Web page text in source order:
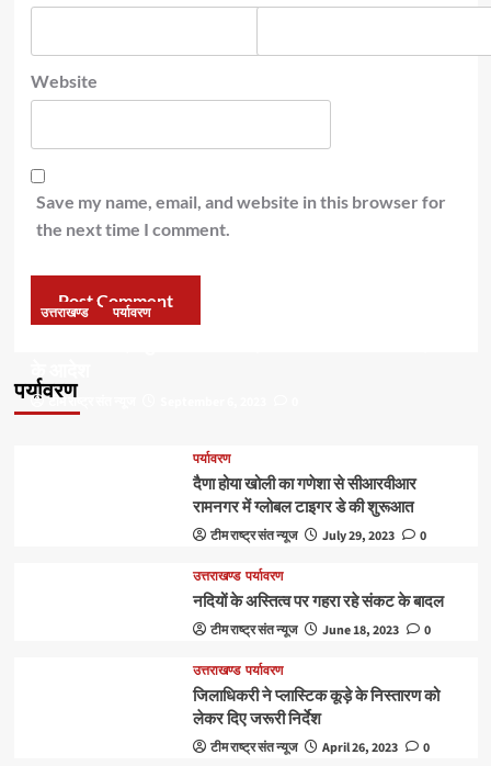
Website
Save my name, email, and website in this browser for
the next time I comment.
पर्यावरण
उत्तराखण्ड पर्यावरण
के आदेश
टीम राष्ट्र संत न्यूज
पर्यावरण
दैणा होया खोली का गणेशा से सीआरवीआर
रामनगर में ग्लोबल टाइगर डे की शुरूआत
टीम राष्ट्र संत न्यूज July 29, 2023 0
उत्तराखण्ड पर्यावरण
नदियों के अस्तित्व पर गहरा रहे संकट के बादल
टीम राष्ट्र संत न्यूज June 18, 2023 0
उत्तराखण्ड पर्यावरण
जिलाधिकरी ने प्लास्टिक कूड़े के निस्तारण को
लेकर दिए जरूरी निर्देश
टीम राष्ट्र संत न्यूज April 26, 2023 0